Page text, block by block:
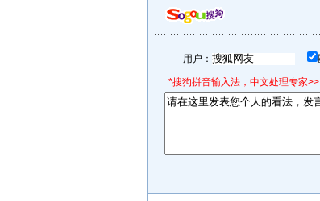
用户：
*搜狗拼音输入法，中文处理专家>>